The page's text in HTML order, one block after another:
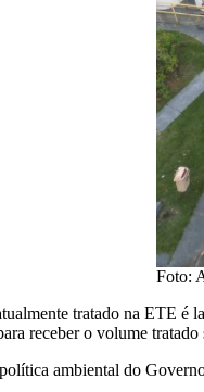
Foto:
tratado na ETE é
receber o volume
ambiental do